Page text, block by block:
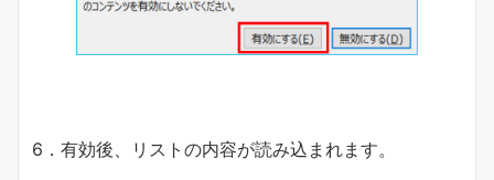
6．有効後、リストの内容が読み込まれます。